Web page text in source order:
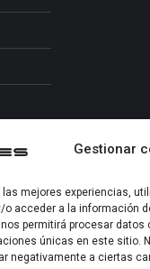
Gestionar
las mejores experiencias,
o acceder a la información
permitirá procesar
únicas en este sitio.
negativamente a ciertas